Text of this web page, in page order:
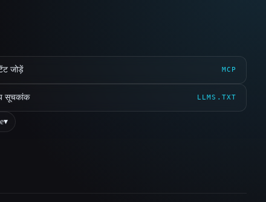
जोड़ें MCP
सूचकांक LLMS.TXT
▾